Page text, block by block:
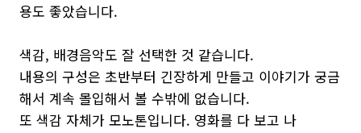
용도 좋았습니다.
색감, 배경음악도 잘 선택한 것 같습니다.
내용의 구성은 초반부터 긴장하게 만들고 이야기가 궁금
해서 계속 몰입해서 볼 수밖에 없습니다.
또 색감 자체가 모노톤입니다. 영화를 다 보고 나